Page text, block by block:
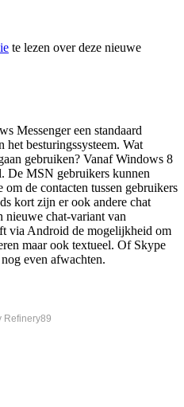
te lezen over deze nieuwe
Messenger een standaard
het besturingssysteem. Wat
gebruiken? Vanaf Windows 8
De MSN gebruikers kunnen
de contacten tussen gebruikers
kort zijn er ook andere chat
nieuwe chat-variant van
via Android de mogelijkheid om
maar ook textueel. Of Skype
even afwachten.
Refinery89